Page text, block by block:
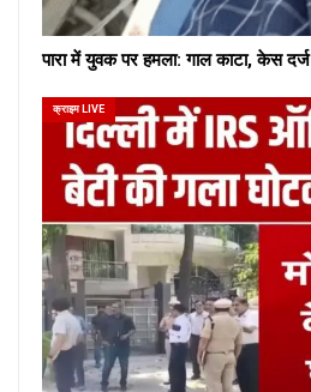
पारा में युवक पर हमला: गाल काटा, केस दर्ज
क्राइम LIVE